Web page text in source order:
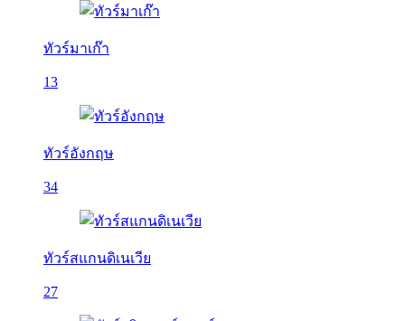
ทัวร์มาเก๊า
13
ทัวร์อังกฤษ
34
ทัวร์สแกนดิเนเวีย
27